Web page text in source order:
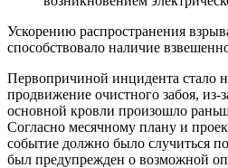
Ускорению распространения
способствовало наличие
Первопричиной инцидента стало
продвижение очистного забоя, из-
основной кровли произошло
Согласно месячному плану и
событие должно было случиться
был предупрежден о возможной